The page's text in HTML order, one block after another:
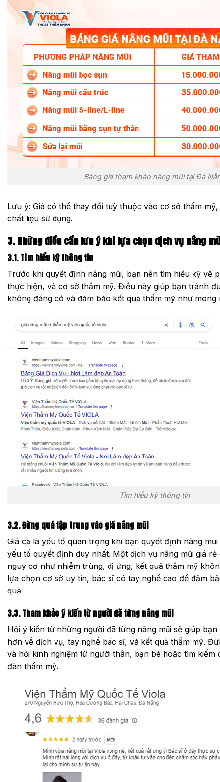
Bảng giá tham khảo nâng mũi tại Đà
Lưu ý: Giá có thể thay đổi tuỳ thuộc vào cơ sở thẩm
chất liệu sử dụng.
3. Những điều cần lưu ý khi lựa chọn dịch vụ nâng
3.1. Tìm hiểu kỹ thông tin
Trước khi quyết định nâng mũi, bạn nên tìm hiểu kỹ về
thực hiện, và cơ sở thẩm mỹ. Điều này giúp bạn tránh
không đáng có và đảm bảo kết quả thẩm mỹ như mong
Tìm hiểu kỹ thông tin
3.2. Đừng quá tập trung vào giá nâng mũi
Giá cả là yếu tố quan trọng khi bạn quyết định nâng
yếu tố quyết định duy nhất. Một dịch vụ nâng mũi giá rẻ
nguy cơ như nhiễm trùng, dị ứng, kết quả thẩm mỹ
lựa chọn cơ sở uy tín, bác sĩ có tay nghề cao để đảm
quả.
3.3. Tham khảo ý kiến từ người đã từng nâng mũi
Hỏi ý kiến từ những người đã từng nâng mũi sẽ giúp
hơn về dịch vụ, tay nghề bác sĩ, và kết quả thẩm mỹ.
và hỏi kinh nghiệm từ người thân, bạn bè hoặc tìm kiếm
đàn thẩm mỹ.